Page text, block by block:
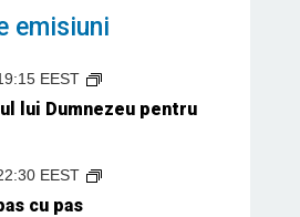
emisiuni
EEST
lui Dumnezeu pentru
EEST
cu pas